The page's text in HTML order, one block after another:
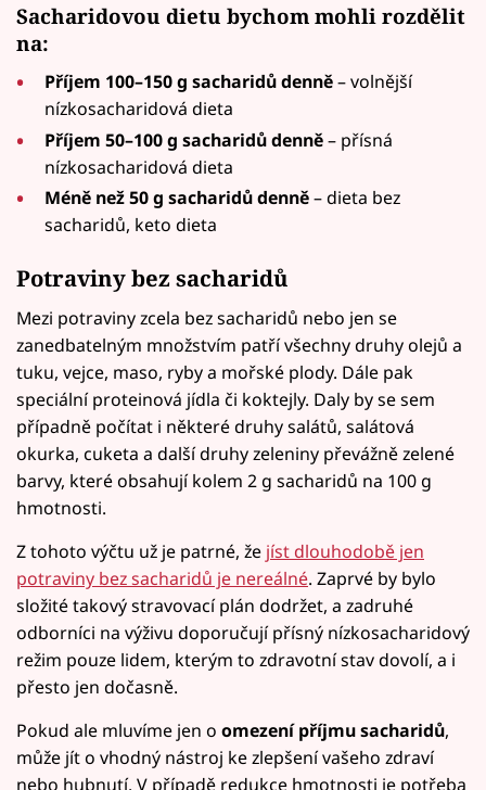
Sacharidovou dietu bychom mohli rozdělit
na:
Příjem 100–150 g sacharidů denně– volnější
nízkosacharidová dieta
Příjem 50–100 g sacharidů denně– přísná
nízkosacharidová dieta
Méně než 50 g sacharidů denně– dieta bez
sacharidů, keto dieta
Potraviny bez sacharidů
Mezi potraviny zcela bez sacharidů nebo jen se
zanedbatelným množstvím patří všechny druhy olejů a
tuku, vejce, maso, ryby a mořské plody. Dále pak
speciální proteinová jídla či koktejly. Daly by se sem
případně počítat i některé druhy salátů, salátová
okurka, cuketa a další druhy zeleniny převážně zelené
barvy, které obsahují kolem 2 g sacharidů na 100 g
hmotnosti.
Z tohoto výčtu už je patrné, že jíst dlouhodobě jen
potraviny bez sacharidů je nereálné. Zaprvé by bylo
složité takový stravovací plán dodržet, a zadruhé
odborníci na výživu doporučují přísný nízkosacharidový
režim pouze lidem, kterým to zdravotní stav dovolí, a i
přesto jen dočasně.
Pokud ale mluvíme jen o omezení příjmu sacharidů,
může jít o vhodný nástroj ke zlepšení vašeho zdraví
nebo hubnutí. V případě redukce hmotnosti je potřeba